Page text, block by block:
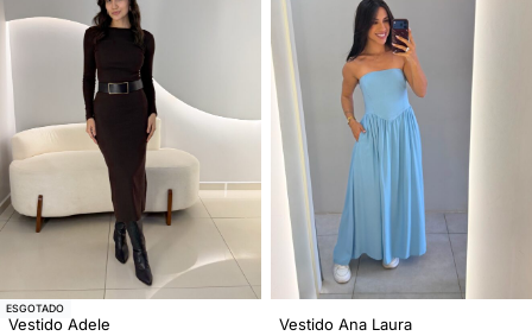
ESGOTADO
Vestido Adele
Vestido Ana Laura